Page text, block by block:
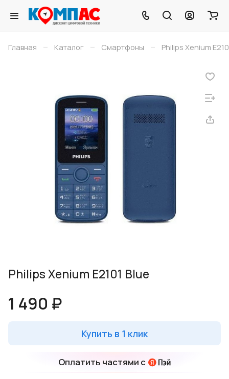
Главная – Каталог – Смартфоны – Philips Xenium
Philips Xenium E2101 Blue
1 490 ₽
Купить в 1 клик
Оплатить частями с